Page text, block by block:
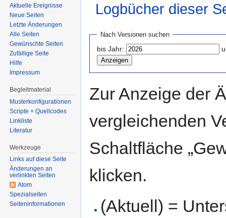
Logbücher dieser
Nach Versionen suchen
bis Jahr:
Zur Anzeige der
vergleichenden
Schaltfläche
klicken.
(Aktuell) =
Aktuelle Ereignisse
Neue Seiten
Letzte Änderungen
Alle Seiten
Gewünschte Seiten
Zufällige Seite
Hilfe
Impressum
Begleitmaterial
Musterkonfigurationen
Scripte + Quellcodes
Linkliste
Literatur
Werkzeuge
Links auf diese Seite
Änderungen an
verlinkten Seiten
Atom
Spezialseiten
Seiten­informationen